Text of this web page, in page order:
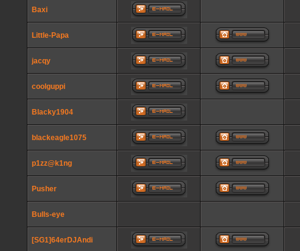
Baxi
Little-Papa
jacqy
coolguppi
Blacky1904
blackeagle1075
p1zz@k1ng
Pusher
Bulls-eye
[SG1]64erDJAndi